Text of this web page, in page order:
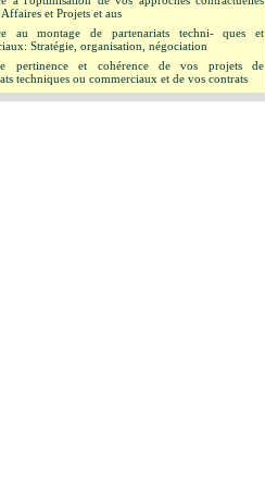
et Projets et aus
au montage de partenariats techni- ques et
Stratégie, organisation, négociation
pertinence et cohérence de vos projets de
techniques ou commerciaux et de vos contrats